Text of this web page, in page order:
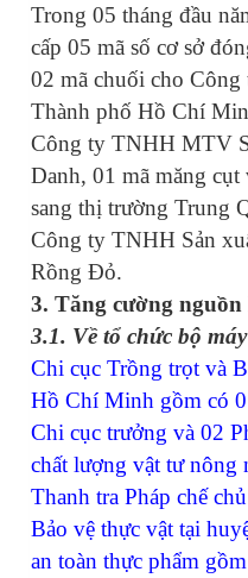
Trong 05 tháng đầu
cấp 05 mã số cơ sở
02 mã chuối cho
Thành phố Hồ Chí
Công ty TNHH MTV
Danh, 01 mã măng cụt
sang thị trường Trung
Công ty TNHH Sản
Rồng Đỏ.
3. Tăng cường nguồn
3.1. Về tổ chức bộ máy
Chi cục Trồng trọt và
Hồ Chí Minh gồm có
Chi cục trưởng và 02
chất lượng vật tư nông
Thanh tra Pháp chế
Bảo vệ thực vật tại
an toàn thực phẩm